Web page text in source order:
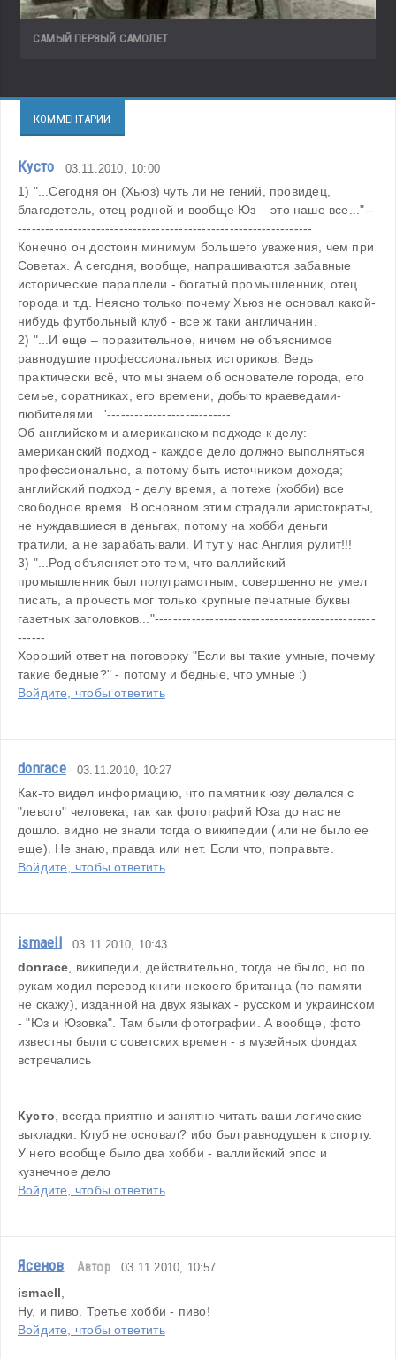
САМЫЙ ПЕРВЫЙ САМОЛЕТ
КОММЕНТАРИИ
Кусто 03.11.2010, 10:00
1) "...Сегодня он (Хьюз) чуть ли не гений, провидец,
благодетель, отец родной и вообще Юз – это наше все..."--
----------------------------------------------------------------
Конечно он достоин минимум большего уважения, чем при
Советах. А сегодня, вообще, напрашиваются забавные
исторические параллели - богатый промышленник, отец
города и т.д. Неясно только почему Хьюз не основал какой-
нибудь футбольный клуб - все ж таки англичанин.
2) "...И еще – поразительное, ничем не объяснимое
равнодушие профессиональных историков. Ведь
практически всё, что мы знаем об основателе города, его
семье, соратниках, его времени, добыто краеведами-
любителями...'---------------------------
Об английском и американском подходе к делу:
американский подход - каждое дело должно выполняться
профессионально, а потому быть источником дохода;
английский подход - делу время, а потехе (хобби) все
свободное время. В основном этим страдали аристократы,
не нуждавшиеся в деньгах, потому на хобби деньги
тратили, а не зарабатывали. И тут у нас Англия рулит!!!
3) "...Род объясняет это тем, что валлийский
промышленник был полуграмотным, совершенно не умел
писать, а прочесть мог только крупные печатные буквы
газетных заголовков..."------------------------------------------------
------
Хороший ответ на поговорку "Если вы такие умные, почему
такие бедные?" - потому и бедные, что умные :)
Войдите, чтобы ответить
donrace 03.11.2010, 10:27
Как-то видел информацию, что памятник юзу делался с
"левого" человека, так как фотографий Юза до нас не
дошло. видно не знали тогда о википедии (или не было ее
еще). Не знаю, правда или нет. Если что, поправьте.
Войдите, чтобы ответить
ismaell 03.11.2010, 10:43
donrace, википедии, действительно, тогда не было, но по
рукам ходил перевод книги некоего британца (по памяти
не скажу), изданной на двух языках - русском и украинском
- "Юз и Юзовка". Там были фотографии. А вообще, фото
известны были с советских времен - в музейных фондах
встречались
Кусто, всегда приятно и занятно читать ваши логические
выкладки. Клуб не основал? ибо был равнодушен к спорту.
У него вообще было два хобби - валлийский эпос и
кузнечное дело
Войдите, чтобы ответить
Ясенов Автор 03.11.2010, 10:57
ismaell,
Ну, и пиво. Третье хобби - пиво!
Войдите, чтобы ответить